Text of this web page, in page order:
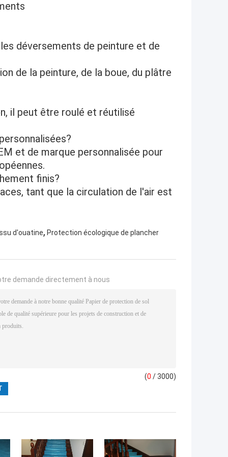
déversements de peinture et de
de la peinture, de la boue, du plâtre
il peut être roulé et réutilisé
et de marque personnalisée pour
finis?
tant que la circulation de l'air est
d'ouatine, Protection écologique de plancher
demande directement à nous
(0 / 3000)